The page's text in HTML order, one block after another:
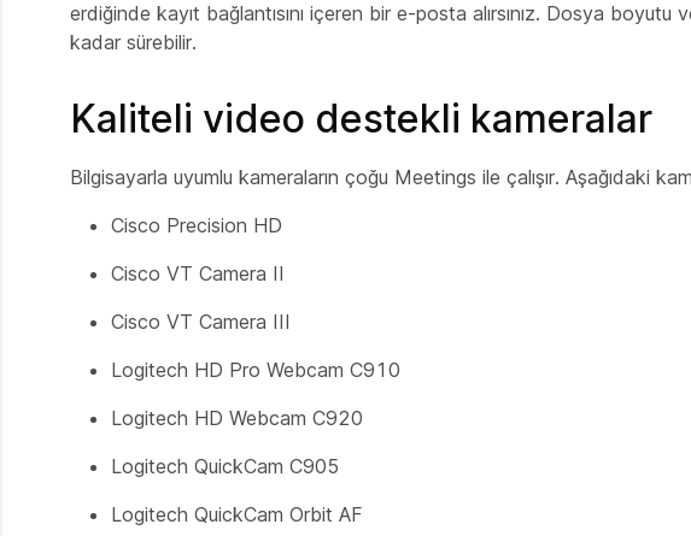
erdiğinde kayıt bağlantısını içeren bir e-posta alırsınız. Dosya
kadar sürebilir.
Kaliteli video destekli kameralar
Bilgisayarla uyumlu kameraların çoğu Meetings ile çalışır. Aşağıdaki
Cisco Precision HD
Cisco VT Camera II
Cisco VT Camera III
Logitech HD Pro Webcam C910
Logitech HD Webcam C920
Logitech QuickCam C905
Logitech QuickCam Orbit AF